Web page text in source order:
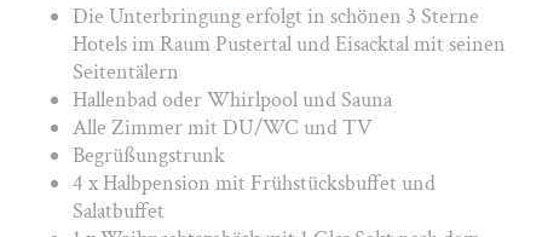
Die Unterbringung erfolgt in schönen 3 Sterne
Hotels im Raum Pustertal und Eisacktal mit seinen
Seitentälern
Hallenbad oder Whirlpool und Sauna
Alle Zimmer mit DU/WC und TV
Begrüßungstrunk
4 x Halbpension mit Frühstücksbuffet und
Salatbuffet